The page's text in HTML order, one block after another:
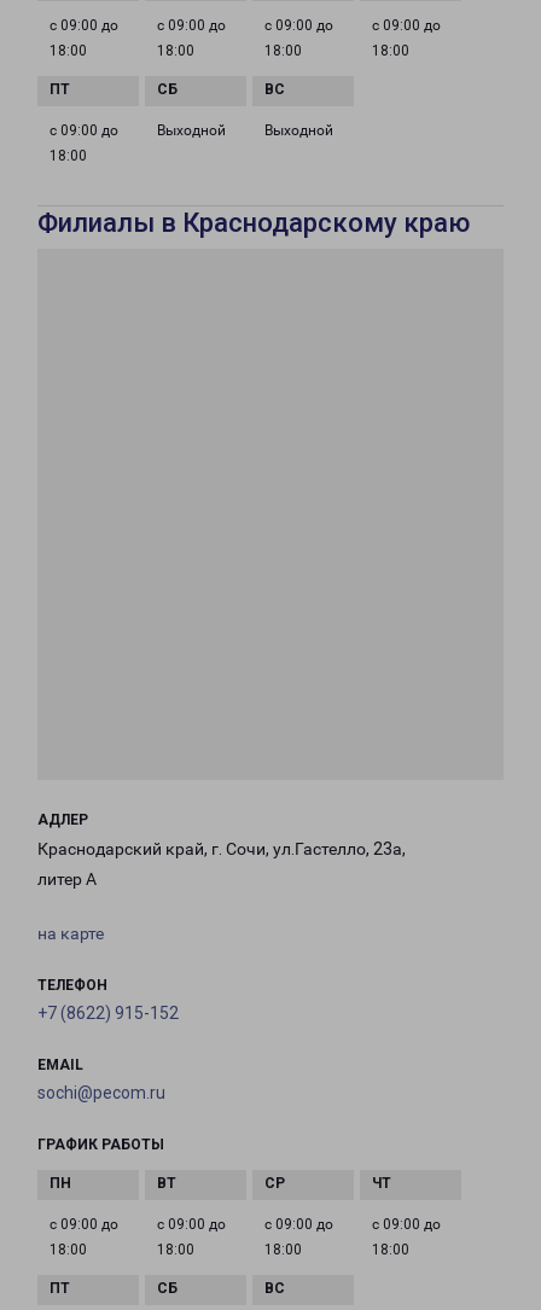
с 09:00 до
18:00
с 09:00 до
18:00
с 09:00 до
18:00
с 09:00 до
18:00
с 09:00 до
18:00
Выходной Выходной
Филиалы в Краснодарскому краю
АДЛЕР
Краснодарский край, г. Сочи, ул.Гастелло, 23а,
литер А
на карте
ТЕЛЕФОН
+7 (8622) 915-152
EMAIL
sochi@pecom.ru
ГРАФИК РАБОТЫ
с 09:00 до
18:00
с 09:00 до
18:00
с 09:00 до
18:00
с 09:00 до
18:00